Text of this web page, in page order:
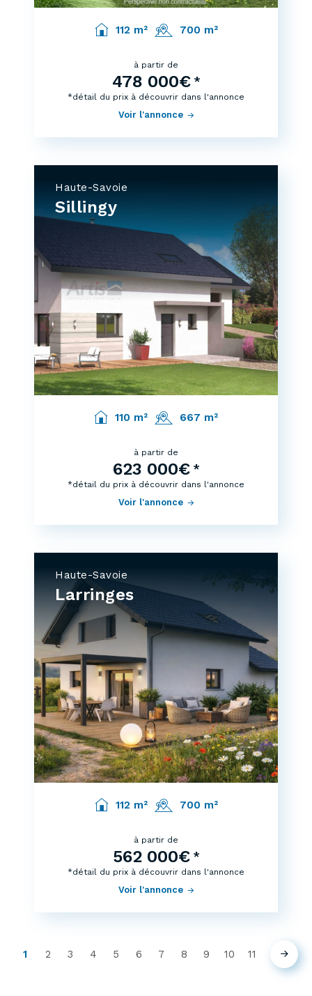
112 m² 700 m²
à partir de
478 000€ *
Voir l'annonce
*détail du prix à découvrir dans l'annonce
Haute-Savoie
Sillingy
110 m² 667 m²
à partir de
623 000€ *
Voir l'annonce
*détail du prix à découvrir dans l'annonce
Haute-Savoie
Larringes
112 m² 700 m²
à partir de
562 000€ *
Voir l'annonce
*détail du prix à découvrir dans l'annonce
1
(current)
2 3 4 5 6 7 8 9 10 11